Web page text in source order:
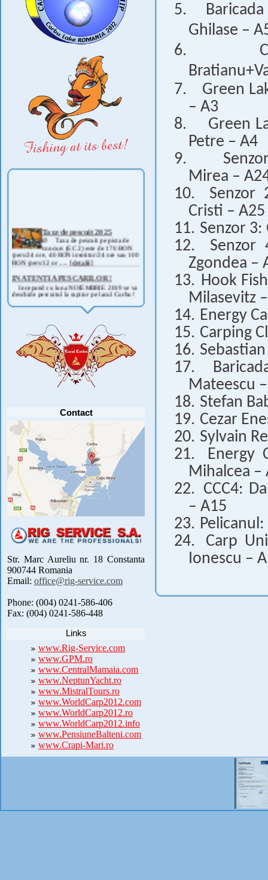
Taxe de pescuit 2025
Ø Taxa de pescuit pe pista de
concurs (EC 2) este de 170 RON
/pers/24 ore, 40 RON insotitor/24 ore sau 100
RON /pers/12 or .....[detalii]
IN ATENTIA PESCARILOR !
Incepand cu luna NOIEMBRIE 2019 se va
deschide pescuitul la rapitor pe lacul Corbu !
Detalii si regulament, in curand ! .....[detalii]
ANUNT IMPORTANT
COVID 19- DIN MOTIVE DE SIGURANTA ,
CAT SI A REGLEMENTARILOR LEGALE ,
PRECUM SI RETRAGEREA UNOR
PARTICIPANTI .....[detalii]
Anunt important
Va anuntam ca editia 30 a concursului de
pescuit CUPA RIG la CRAP din perioada 2-5
septembrie 2021 se reprogrameaza pentru luna
Contact
Str. Marc Aureliu nr. 18 Constanta
900744 Romania
Email: office@rig-service.com
Phone: (004) 0241-586-406
Fax: (004) 0241-586-448
Links
www.Rig-Service.com
www.GPM.ro
www.CentralMamaia.com
www.NeptunYacht.ro
www.MistralTours.ro
www.WorldCarp2012.com
www.WorldCarp2012.ro
www.WorldCarp2012.info
www.PensiuneBalteni.com
www.Crapi-Mari.ro
5.
Ghilase –
6.
7.
Green
– A3
8.
Green
Petre – A4
9.
Mirea –
10.
Senzor
Cristi – A25
11. Senzor 3:
12.
Senzor
Zgondea –
13. Hook
Milasevitz
14. Energy
15. Carping
16.
17.
Mateescu
18. Stefan
19. Cezar
20. Sylvain
21.
Energy
Mihalcea –
22. CCC4:
– A15
23.
24.
Carp
Ionescu –